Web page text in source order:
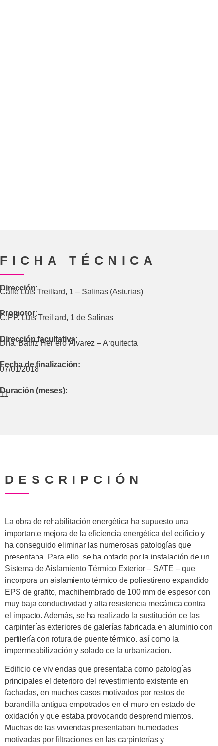
FICHA TÉCNICA
Dirección:
Calle Luis Treillard, 1 – Salinas (Asturias)
Promotor:
C.PP. Luis Treillard, 1 de Salinas
Dirección facultativa:
Dña. Batriz Herrero Álvarez – Arquitecta
Fecha de finalización:
07/01/2018
Duración (meses):
11
DESCRIPCIÓN
La obra de rehabilitación energética ha supuesto una
importante mejora de la eficiencia energética del edificio y
ha conseguido eliminar las numerosas patologías que
presentaba. Para ello, se ha optado por la instalación de un
Sistema de Aislamiento Térmico Exterior – SATE – que
incorpora un aislamiento térmico de poliestireno expandido
EPS de grafito, machihembrado de 100 mm de espesor con
muy baja conductividad y alta resistencia mecánica contra
el impacto. Además, se ha realizado la sustitución de las
carpinterías exteriores de galerías fabricada en aluminio con
perfilería con rotura de puente térmico, así como la
impermeabilización y solado de la urbanización.
Edificio de viviendas que presentaba como patologías
principales el deterioro del revestimiento existente en
fachadas, en muchos casos motivados por restos de
barandilla antigua empotrados en el muro en estado de
oxidación y que estaba provocando desprendimientos.
Muchas de las viviendas presentaban humedades
motivadas por filtraciones en las carpinterías y